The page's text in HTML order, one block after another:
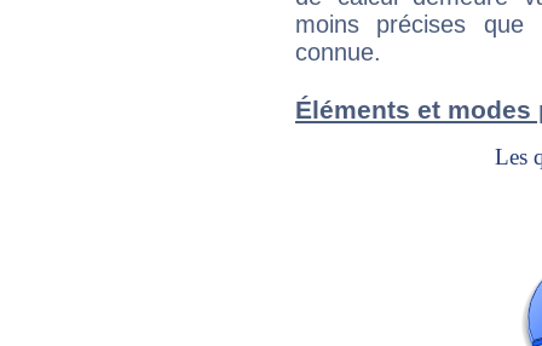
moins précises que
connue.
Éléments et